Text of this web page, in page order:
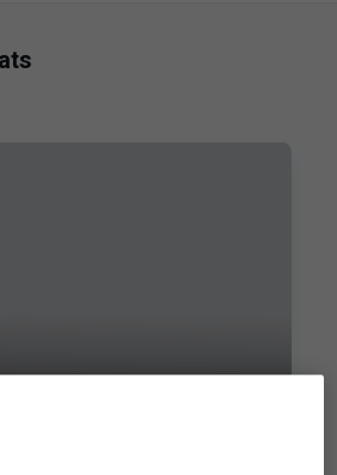
"Malgrat les dificultats